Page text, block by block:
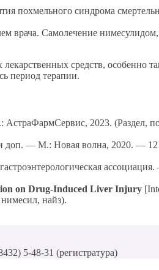
похмельного синдрома
врача. Самолечение
средств, особенно
период терапии.
2023. (Раздел,
доп. — М.: Новая волна, 2020. —
on Drug-Induced Liver Injury
найз).
5-48-31 (регистратура)